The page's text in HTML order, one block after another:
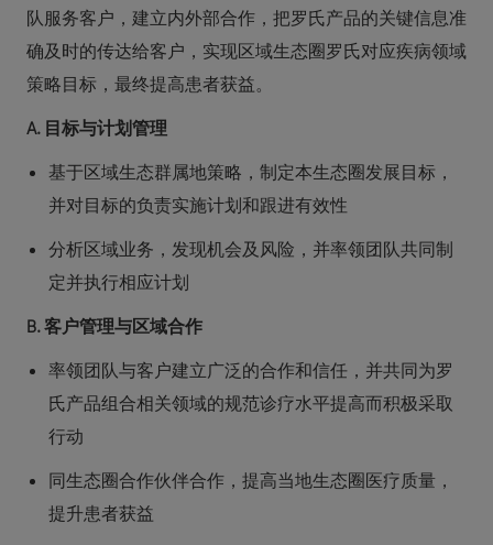
队服务客户，建立内外部合作，把罗氏产品的关键信息准
确及时的传达给客户，实现区域生态圈罗氏对应疾病领域
策略目标，最终提高患者获益。
A. 目标与计划管理
基于区域生态群属地策略，制定本生态圈发展目标，
并对目标的负责实施计划和跟进有效性
分析区域业务，发现机会及风险，并率领团队共同制
定并执行相应计划
B. 客户管理与区域合作
率领团队与客户建立广泛的合作和信任，并共同为罗
氏产品组合相关领域的规范诊疗水平提高而积极采取
行动
同生态圈合作伙伴合作，提高当地生态圈医疗质量，
提升患者获益